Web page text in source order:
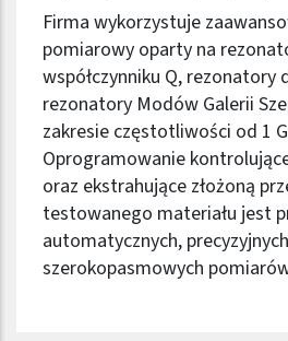
Firma wykorzystuje
pomiarowy oparty na
współczynniku Q, rezonatory
rezonatory Modów Galerii
zakresie częstotliwości od 1
Oprogramowanie
oraz ekstrahujące złożoną
testowanego materiału jest
automatycznych,
szerokopasmowych